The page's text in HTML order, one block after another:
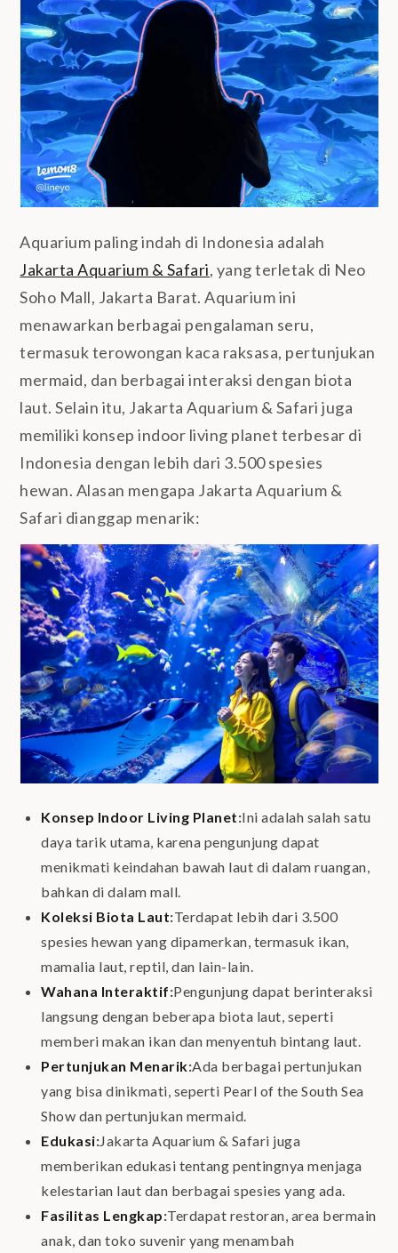
Aquarium paling indah di Indonesia adalah
Jakarta Aquarium & Safari, yang terletak di Neo
Soho Mall, Jakarta Barat. Aquarium ini
menawarkan berbagai pengalaman seru,
termasuk terowongan kaca raksasa, pertunjukan
mermaid, dan berbagai interaksi dengan biota
laut. Selain itu, Jakarta Aquarium & Safari juga
memiliki konsep indoor living planet terbesar di
Indonesia dengan lebih dari 3.500 spesies
hewan. Alasan mengapa Jakarta Aquarium &
Safari dianggap menarik:
Konsep Indoor Living Planet:Ini adalah salah satu
daya tarik utama, karena pengunjung dapat
menikmati keindahan bawah laut di dalam ruangan,
bahkan di dalam mall.
Koleksi Biota Laut:Terdapat lebih dari 3.500
spesies hewan yang dipamerkan, termasuk ikan,
mamalia laut, reptil, dan lain-lain.
Wahana Interaktif:Pengunjung dapat berinteraksi
langsung dengan beberapa biota laut, seperti
memberi makan ikan dan menyentuh bintang laut.
Pertunjukan Menarik:Ada berbagai pertunjukan
yang bisa dinikmati, seperti Pearl of the South Sea
Show dan pertunjukan mermaid.
Edukasi:Jakarta Aquarium & Safari juga
memberikan edukasi tentang pentingnya menjaga
kelestarian laut dan berbagai spesies yang ada.
Fasilitas Lengkap:Terdapat restoran, area bermain
anak, dan toko suvenir yang menambah